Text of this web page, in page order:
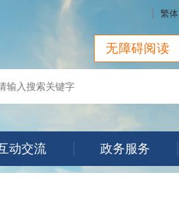
繁体
无障碍阅读
动交流 政务服务